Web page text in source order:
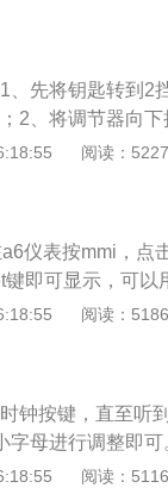
动力方面搭载全
79kw，最大扭矩
、先将钥匙转到2
2、将调节器向
用调节器向上或
以20款福克斯为
型达到国六排放
围，其中包括新
阅读：5227
仪表按mmi，点
即可显示，可
宽高分别为
行使时获得足够
同时也使尾部造
阅读：5186
钟按键，直至听
字母进行调整即
比前脸更加大胆
阅读：5116